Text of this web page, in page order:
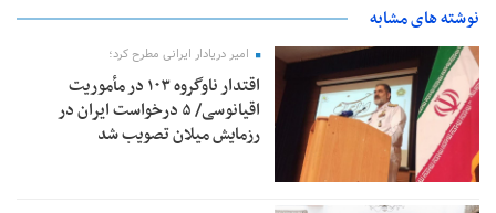
نوشته های مشابه
امیر دریادار ایرانی مطرح کرد؛
اقتدار ناوگروه ۱۰۳ در مأموریت‌
اقیانوسی/ ۵ درخواست ایران در
رزمایش میلان تصویب شد